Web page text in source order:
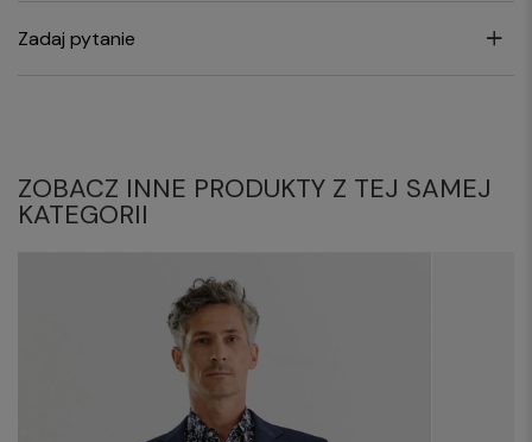
Zadaj pytanie
ZOBACZ INNE PRODUKTY Z TEJ SAMEJ
KATEGORII